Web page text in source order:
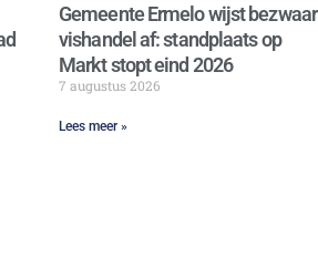
Gemeente Ermelo wijst bezwaar
vishandel af: standplaats op
Markt stopt eind 2026
7 augustus 2026
Lees meer »